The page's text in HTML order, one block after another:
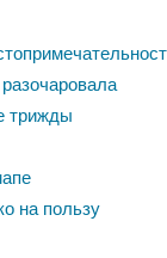
трижды
на пользу